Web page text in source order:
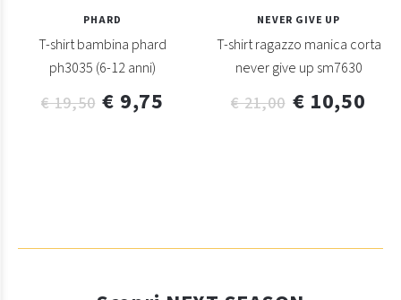
PHARD
T-shirt bambina phard
ph3035 (6-12 anni)
€ 19,50 € 9,75
NEVER GIVE UP
T-shirt ragazzo manica corta
never give up sm7630
€ 21,00 € 10,50